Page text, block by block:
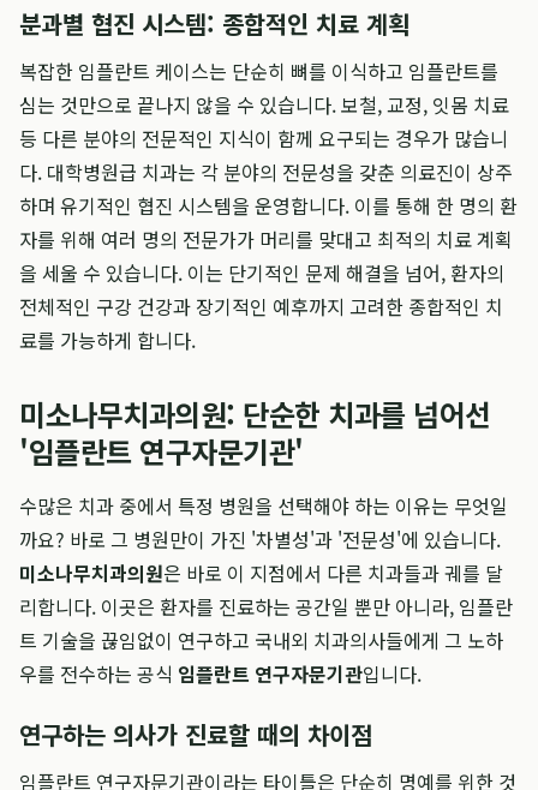
분과별 협진 시스템: 종합적인 치료 계획
복잡한 임플란트 케이스는 단순히 뼈를 이식하고 임플란트를
심는 것만으로 끝나지 않을 수 있습니다. 보철, 교정, 잇몸 치료
등 다른 분야의 전문적인 지식이 함께 요구되는 경우가 많습니
다. 대학병원급 치과는 각 분야의 전문성을 갖춘 의료진이 상주
하며 유기적인 협진 시스템을 운영합니다. 이를 통해 한 명의 환
자를 위해 여러 명의 전문가가 머리를 맞대고 최적의 치료 계획
을 세울 수 있습니다. 이는 단기적인 문제 해결을 넘어, 환자의
전체적인 구강 건강과 장기적인 예후까지 고려한 종합적인 치
료를 가능하게 합니다.
미소나무치과의원: 단순한 치과를 넘어선
'임플란트 연구자문기관'
수많은 치과 중에서 특정 병원을 선택해야 하는 이유는 무엇일
까요? 바로 그 병원만이 가진 '차별성'과 '전문성'에 있습니다.
미소나무치과의원은 바로 이 지점에서 다른 치과들과 궤를 달
리합니다. 이곳은 환자를 진료하는 공간일 뿐만 아니라, 임플란
트 기술을 끊임없이 연구하고 국내외 치과의사들에게 그 노하
우를 전수하는 공식 임플란트 연구자문기관입니다.
연구하는 의사가 진료할 때의 차이점
임플란트 연구자문기관이라는 타이틀은 단순히 명예를 위한 것